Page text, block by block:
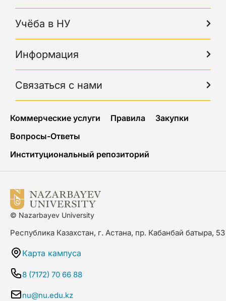
Учёба в НУ
Информация
Связаться с нами
Коммерческие услуги Правила
Закупки
Вопросы-Ответы
Институциональный репозиторий
© Nazarbayev University
Республика Казахстан, г. Астана, пр. Кабанбай батыра, 53
Карта кампуса
8 (7172) 70 66 88
nu@nu.edu.kz